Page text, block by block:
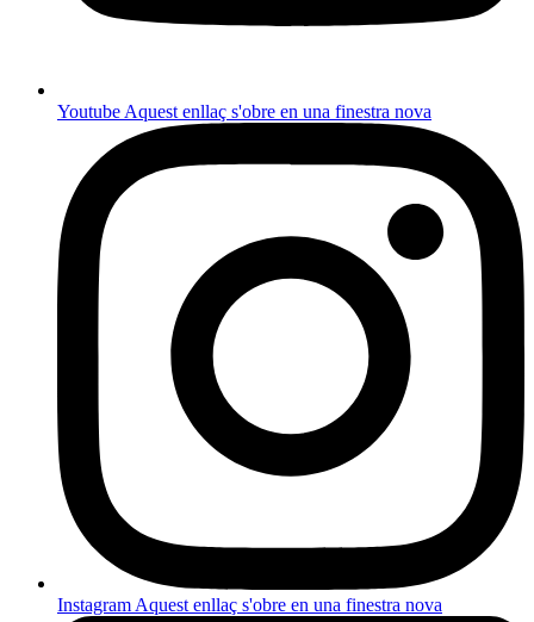
Youtube Aquest enllaç s'obre en una finestra nova
Instagram Aquest enllaç s'obre en una finestra nova